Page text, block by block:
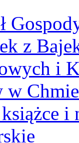
z
i
w
i